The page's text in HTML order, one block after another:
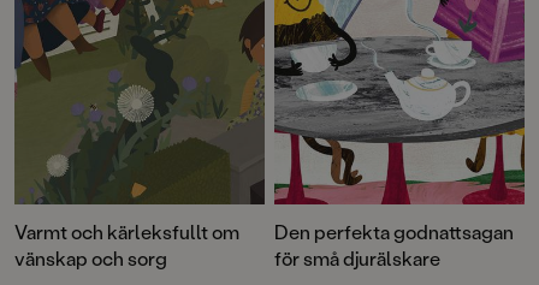
Varmt och kärleksfullt om
vänskap och sorg
Den perfekta godnattsagan
för små djurälskare